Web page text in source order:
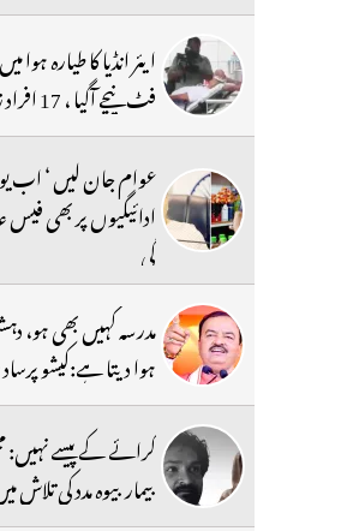
فٹ نیچے آگیا ، 17 افراد زخمی
عوام جان لیں ‘ اب
ادائیگیوں پر بھی
گی
مدرسہ کہیں بھی ہو،
ہوا دیتا ہے:کیشو
کرائے کے پیسے نہیں:
بیمار بیوہ مدد کی تلاش